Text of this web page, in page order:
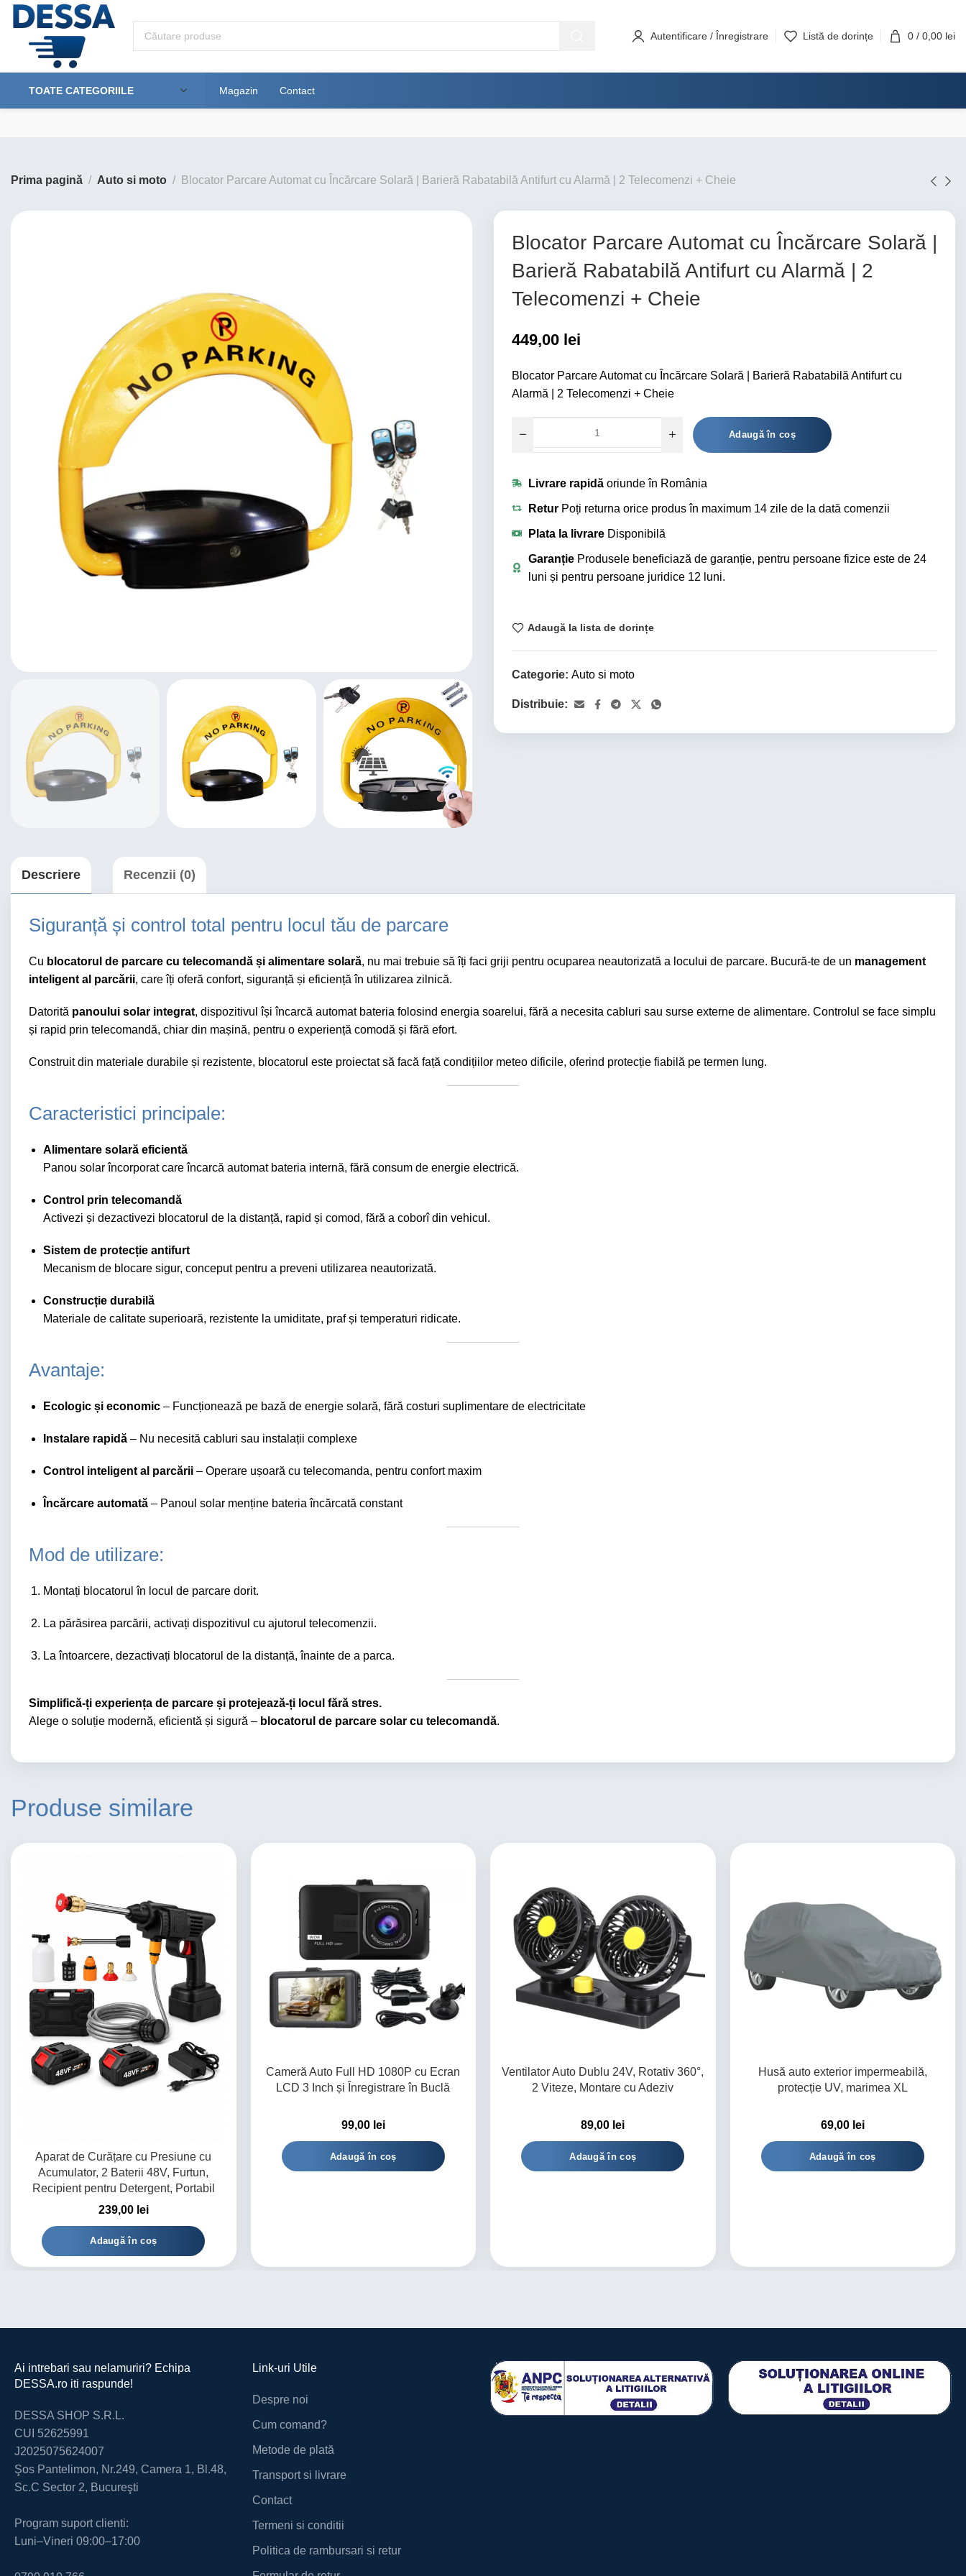
Autentificare / Înregistrare Listă de dorințe 0 / 0,00 lei
TOATE CATEGORIILE Magazin Contact
Prima pagină Auto si moto Blocator Parcare Automat cu Încărcare Solară | Barieră Rabatabilă Antifurt cu Alarmă | 2 Telecomenzi + Cheie
Blocator Parcare Automat cu Încărcare Solară |
Barieră Rabatabilă Antifurt cu Alarmă | 2
Telecomenzi + Cheie
449,00 lei
Blocator Parcare Automat cu Încărcare Solară | Barieră Rabatabilă Antifurt cu
Alarmă | 2 Telecomenzi + Cheie
Adaugă în coș
Livrare rapidăoriunde în România
ReturPoți returna orice produs în maximum 14 zile de la dată comenzii
Plata la livrareDisponibilă
Garanție Produsele beneficiază de garanție, pentru persoane fizice este de 24
luni și pentru persoane juridice 12 luni.
Adaugă la lista de dorințe
Categorie: Auto si moto
Distribuie:
Descriere Recenzii (0)
Siguranță și control total pentru locul tău de parcare
Cu blocatorul de parcare cu telecomandă și alimentare solară, nu mai trebuie să îți faci griji pentru ocuparea neautorizată a locului de parcare. Bucură-te de un management
inteligent al parcării, care îți oferă confort, siguranță și eficiență în utilizarea zilnică.
Datorită panoului solar integrat, dispozitivul își încarcă automat bateria folosind energia soarelui, fără a necesita cabluri sau surse externe de alimentare. Controlul se face simplu
și rapid prin telecomandă, chiar din mașină, pentru o experiență comodă și fără efort.
Construit din materiale durabile și rezistente, blocatorul este proiectat să facă față condițiilor meteo dificile, oferind protecție fiabilă pe termen lung.
Caracteristici principale:
Alimentare solară eficientă
Panou solar încorporat care încarcă automat bateria internă, fără consum de energie electrică.
Control prin telecomandă
Activezi și dezactivezi blocatorul de la distanță, rapid și comod, fără a coborî din vehicul.
Sistem de protecție antifurt
Mecanism de blocare sigur, conceput pentru a preveni utilizarea neautorizată.
Construcție durabilă
Materiale de calitate superioară, rezistente la umiditate, praf și temperaturi ridicate.
Avantaje:
Ecologic și economic – Funcționează pe bază de energie solară, fără costuri suplimentare de electricitate
Instalare rapidă – Nu necesită cabluri sau instalații complexe
Control inteligent al parcării – Operare ușoară cu telecomanda, pentru confort maxim
Încărcare automată – Panoul solar menține bateria încărcată constant
Mod de utilizare:
Montați blocatorul în locul de parcare dorit.
La părăsirea parcării, activați dispozitivul cu ajutorul telecomenzii.
La întoarcere, dezactivați blocatorul de la distanță, înainte de a parca.
Simplifică-ți experiența de parcare și protejează-ți locul fără stres.
Alege o soluție modernă, eficientă și sigură – blocatorul de parcare solar cu telecomandă.
Produse similare
Aparat de Curățare cu Presiune cu
Acumulator, 2 Baterii 48V, Furtun,
Recipient pentru Detergent, Portabil
239,00 lei
Adaugă în coș
Cameră Auto Full HD 1080P cu Ecran
LCD 3 Inch și Înregistrare în Buclă
99,00 lei
Adaugă în coș
Ventilator Auto Dublu 24V, Rotativ 360°,
2 Viteze, Montare cu Adeziv
89,00 lei
Adaugă în coș
Husă auto exterior impermeabilă,
protecție UV, marimea XL
69,00 lei
Adaugă în coș
Ai intrebari sau nelamuriri? Echipa
DESSA.ro iti raspunde!
DESSA SHOP S.R.L.
CUI 52625991
J2025075624007
Şos Pantelimon, Nr.249, Camera 1, Bl.48,
Sc.C Sector 2, Bucureşti
Program suport clienti:
Luni–Vineri 09:00–17:00
Link-uri Utile
Despre noi
Cum comand?
Metode de plată
Transport si livrare
Contact
Termeni si conditii
Politica de rambursari si retur